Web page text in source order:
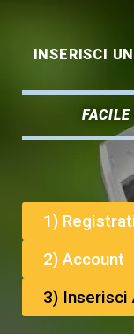
INSERISCI
1)
2) Account
3) Inserisci